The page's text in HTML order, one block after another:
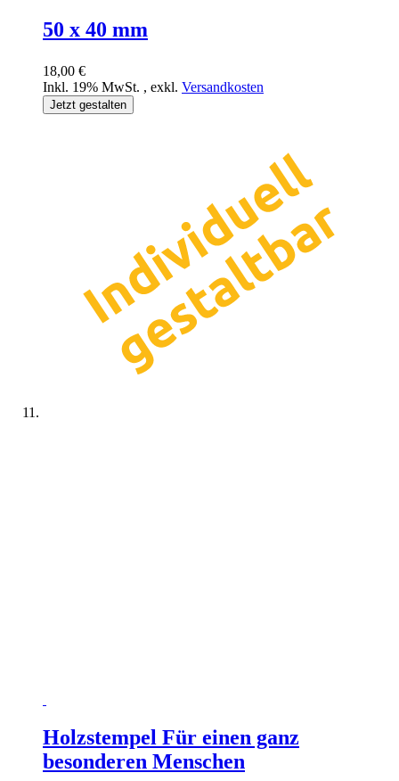
50 x 40 mm
18,00 €
Inkl. 19% MwSt. , exkl. Versandkosten
Jetzt gestalten
Holzstempel Für einen ganz
besonderen Menschen